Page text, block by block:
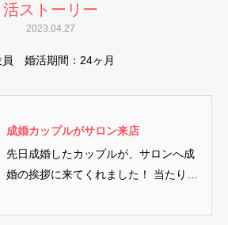
活ストーリー
2023.04.27
員 婚活期間：24ヶ月
成婚カップルがサロン来店
先日成婚したカップルが、サロンへ成
婚の挨拶に来てくれました！ 当たり前